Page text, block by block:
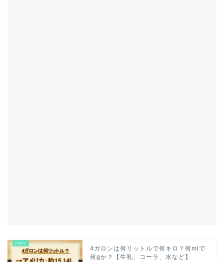
4ガロンは何リットルで何キロ？何mlで
何gか？【牛乳、コーラ、水など】